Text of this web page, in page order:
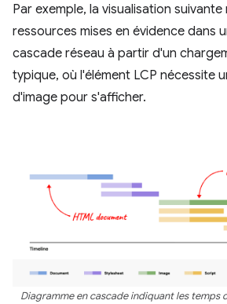
Par exemple, la visualisation
ressources mises en évidence dans
cascade réseau à partir d'un
typique, où l'élément LCP nécessite
d'image pour s'afficher.
Diagramme en cascade indiquant les temps